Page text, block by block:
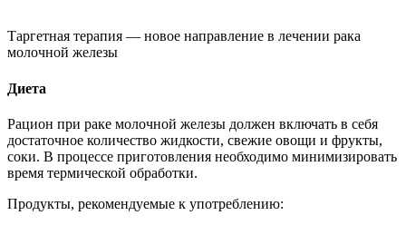
Таргетная терапия — новое направление в лечении рака
молочной железы
Диета
Рацион при раке молочной железы должен включать в себя
достаточное количество жидкости, свежие овощи и фрукты,
соки. В процессе приготовления необходимо минимизировать
время термической обработки.
Продукты, рекомендуемые к употреблению: